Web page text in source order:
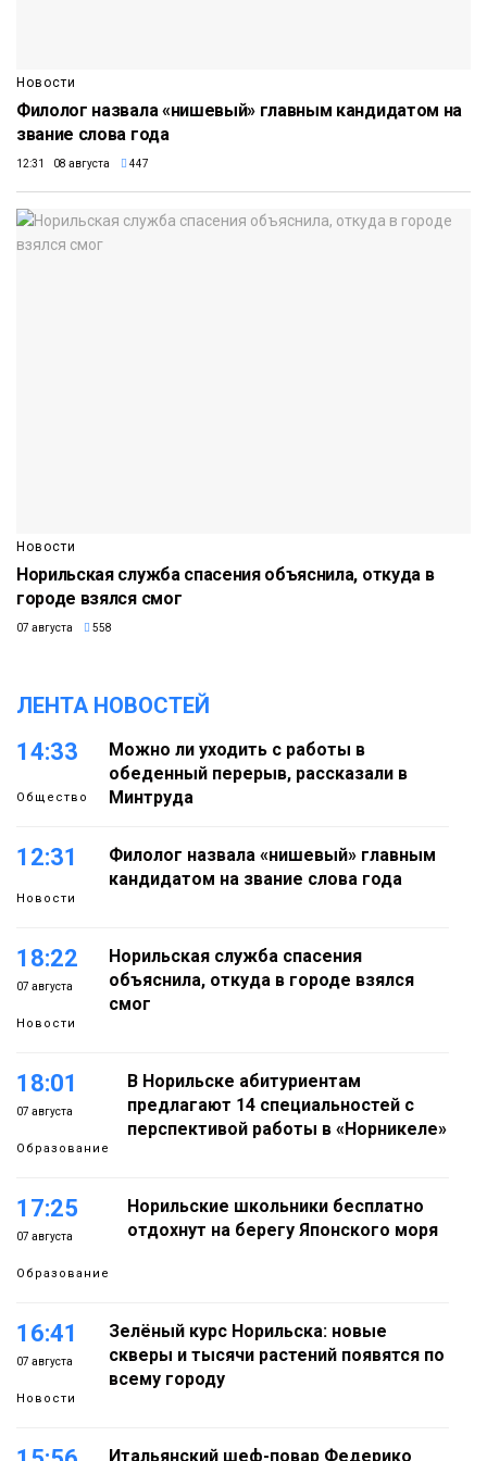
Новости
Филолог назвала «нишевый» главным кандидатом на
звание слова года
12:31 08 августа 447
Новости
Норильская служба спасения объяснила, откуда в
городе взялся смог
07 августа 558
ЛЕНТА НОВОСТЕЙ
14:33
Общество
Можно ли уходить с работы в
обеденный перерыв, рассказали в
Минтруда
12:31
Новости
Филолог назвала «нишевый» главным
кандидатом на звание слова года
18:22
07 августа
Новости
Норильская служба спасения
объяснила, откуда в городе взялся
смог
18:01
07 августа
Образование
В Норильске абитуриентам
предлагают 14 специальностей с
перспективой работы в «Норникеле»
17:25
07 августа
Образование
Норильские школьники бесплатно
отдохнут на берегу Японского моря
16:41
07 августа
Новости
Зелёный курс Норильска: новые
скверы и тысячи растений появятся по
всему городу
Итальянский шеф-повар Федерико